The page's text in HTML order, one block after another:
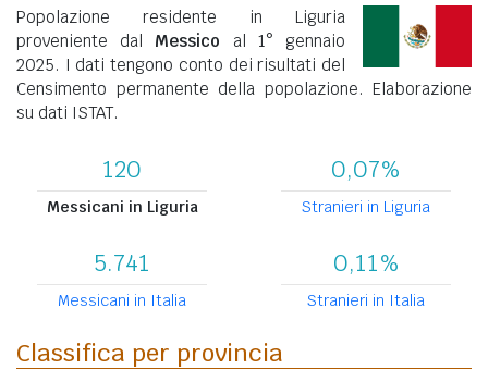
Popolazione residente in Liguria
proveniente dal Messico al 1° gennaio
2025. I dati tengono conto dei risultati del
Censimento permanente della popolazione. Elaborazione
su dati ISTAT.
120
Messicani in Liguria
0,07%
Stranieri in Liguria
5.741
Messicani in Italia
0,11%
Stranieri in Italia
Classifica per provincia